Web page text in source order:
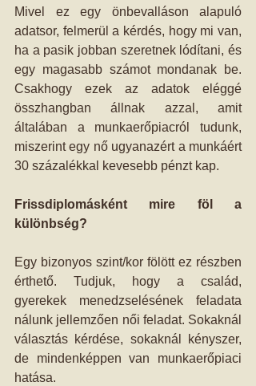
Mivel ez egy önbevalláson alapuló
adatsor, felmerül a kérdés, hogy mi van,
ha a pasik jobban szeretnek lódítani, és
egy magasabb számot mondanak be.
Csakhogy ezek az adatok eléggé
összhangban állnak azzal, amit
általában a munkaerőpiacról tudunk,
miszerint egy nő ugyanazért a munkáért
30 százalékkal kevesebb pénzt kap.
Frissdiplomásként mire föl a
különbség?
Egy bizonyos szint/kor fölött ez részben
érthető. Tudjuk, hogy a család,
gyerekek menedzselésének feladata
nálunk jellemzően női feladat. Sokaknál
választás kérdése, sokaknál kényszer,
de mindenképpen van munkaerőpiaci
hatása.